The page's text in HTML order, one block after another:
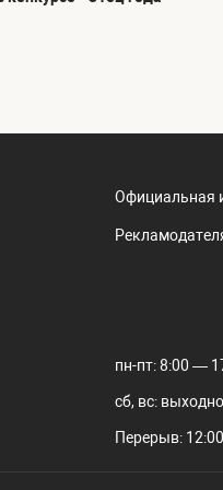
Официальная
пн-пт: 8:00 —
сб, вс:
Перерыв: